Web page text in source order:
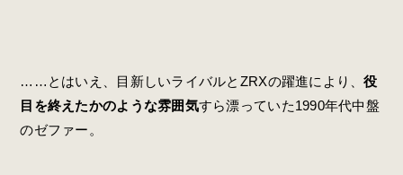
……とはいえ、目新しいライバルとZRXの躍進により、役
目を終えたかのような雰囲気すら漂っていた1990年代中盤
のゼファー。